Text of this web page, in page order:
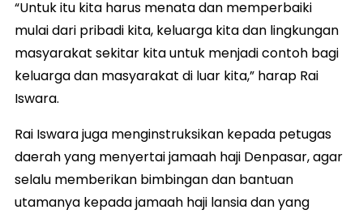
“Untuk itu kita harus menata dan memperbaiki
mulai dari pribadi kita, keluarga kita dan lingkungan
masyarakat sekitar kita untuk menjadi contoh bagi
keluarga dan masyarakat di luar kita,” harap Rai
Iswara.
Rai Iswara juga menginstruksikan kepada petugas
daerah yang menyertai jamaah haji Denpasar, agar
selalu memberikan bimbingan dan bantuan
utamanya kepada jamaah haji lansia dan yang